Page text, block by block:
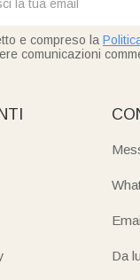
e compreso la
comunicazioni
Da